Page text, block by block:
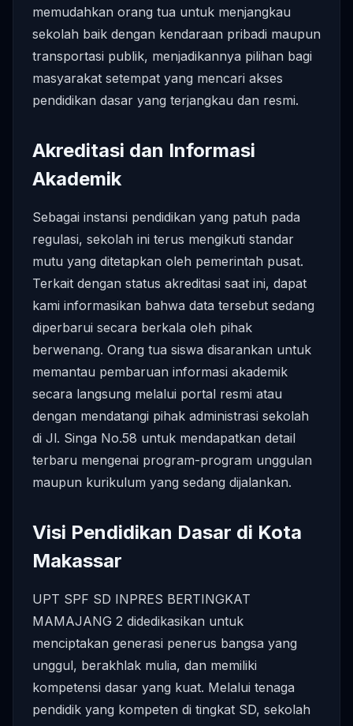
memudahkan orang tua untuk menjangkau
sekolah baik dengan kendaraan pribadi maupun
transportasi publik, menjadikannya pilihan bagi
masyarakat setempat yang mencari akses
pendidikan dasar yang terjangkau dan resmi.
Akreditasi dan Informasi
Akademik
Sebagai instansi pendidikan yang patuh pada
regulasi, sekolah ini terus mengikuti standar
mutu yang ditetapkan oleh pemerintah pusat.
Terkait dengan status akreditasi saat ini, dapat
kami informasikan bahwa data tersebut sedang
diperbarui secara berkala oleh pihak
berwenang. Orang tua siswa disarankan untuk
memantau pembaruan informasi akademik
secara langsung melalui portal resmi atau
dengan mendatangi pihak administrasi sekolah
di Jl. Singa No.58 untuk mendapatkan detail
terbaru mengenai program-program unggulan
maupun kurikulum yang sedang dijalankan.
Visi Pendidikan Dasar di Kota
Makassar
UPT SPF SD INPRES BERTINGKAT
MAMAJANG 2 didedikasikan untuk
menciptakan generasi penerus bangsa yang
unggul, berakhlak mulia, dan memiliki
kompetensi dasar yang kuat. Melalui tenaga
pendidik yang kompeten di tingkat SD, sekolah